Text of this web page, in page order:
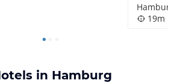
Hamburg,
19m
in Hamburg